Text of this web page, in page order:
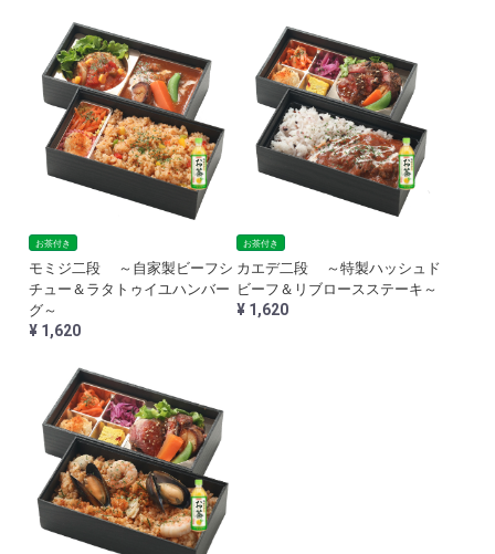
お茶付き
モミジ二段 ～自家製ビーフシ
チュー＆ラタトゥイユハンバー
グ～
¥ 1,620
お茶付き
カエデ二段 ～特製ハッシュド
ビーフ＆リブロースステーキ～
¥ 1,620